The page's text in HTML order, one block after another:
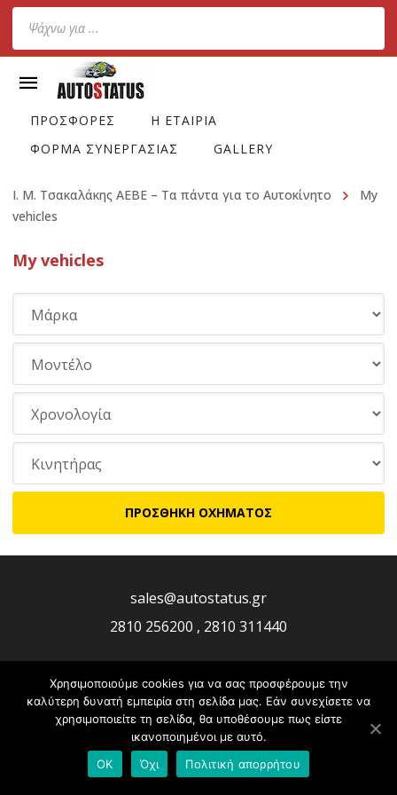
Products
search
ΠΡΟΣΦΟΡΕΣ
Η ΕΤΑΙΡΙΑ
ΦΟΡΜΑ ΣΥΝΕΡΓΑΣΙΑΣ
GALLERY
Ι. Μ. Τσακαλάκης ΑΕΒΕ – Τα πάντα για το Αυτοκίνητο
My
vehicles
My vehicles
sales@autostatus.gr
2810 256200 , 2810 311440
Χρησιμοποιούμε cookies για να σας προσφέρουμε την
καλύτερη δυνατή εμπειρία στη σελίδα μας. Εάν συνεχίσετε να
χρησιμοποιείτε τη σελίδα, θα υποθέσουμε πως είστε
ικανοποιημένοι με αυτό.
OK
Όχι Πολιτική απορρήτου